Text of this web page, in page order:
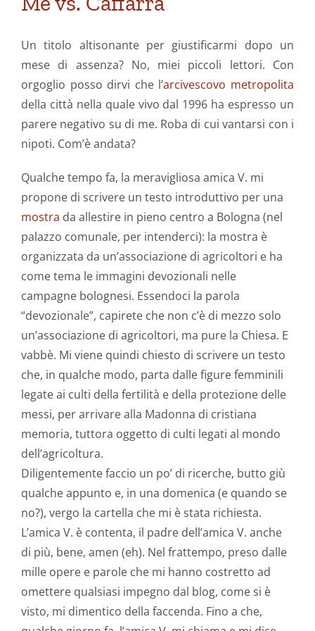
Un titolo altisonante per giustificarmi dopo un
mese di assenza? No, miei piccoli lettori. Con
orgoglio posso dirvi che l’arcivescovo metropolita
della città nella quale vivo dal 1996 ha espresso un
parere negativo su di me. Roba di cui vantarsi con i
nipoti. Com’è andata?
Qualche tempo fa, la meravigliosa amica V. mi
propone di scrivere un testo introduttivo per una
mostra da allestire in pieno centro a Bologna (nel
palazzo comunale, per intenderci): la mostra è
organizzata da un’associazione di agricoltori e ha
come tema le immagini devozionali nelle
campagne bolognesi. Essendoci la parola
“devozionale”, capirete che non c’è di mezzo solo
un’associazione di agricoltori, ma pure la Chiesa. E
vabbè. Mi viene quindi chiesto di scrivere un testo
che, in qualche modo, parta dalle figure femminili
legate ai culti della fertilità e della protezione delle
messi, per arrivare alla Madonna di cristiana
memoria, tuttora oggetto di culti legati al mondo
dell’agricoltura.
Diligentemente faccio un po’ di ricerche, butto giù
qualche appunto e, in una domenica (e quando se
no?), vergo la cartella che mi è stata richiesta.
L’amica V. è contenta, il padre dell’amica V. anche
di più, bene, amen (eh). Nel frattempo, preso dalle
mille opere e parole che mi hanno costretto ad
omettere qualsiasi impegno dal blog, come si è
visto, mi dimentico della faccenda. Fino a che,